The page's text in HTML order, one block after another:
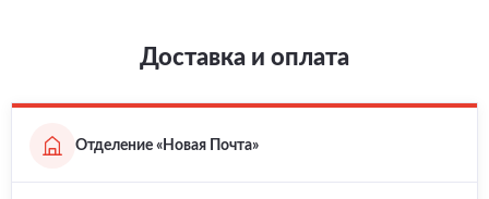
Доставка и оплата
Отделение «Новая Почта»